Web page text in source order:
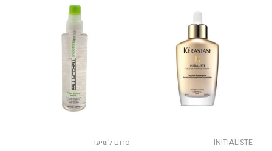
INITIALISTE סרום לשיער